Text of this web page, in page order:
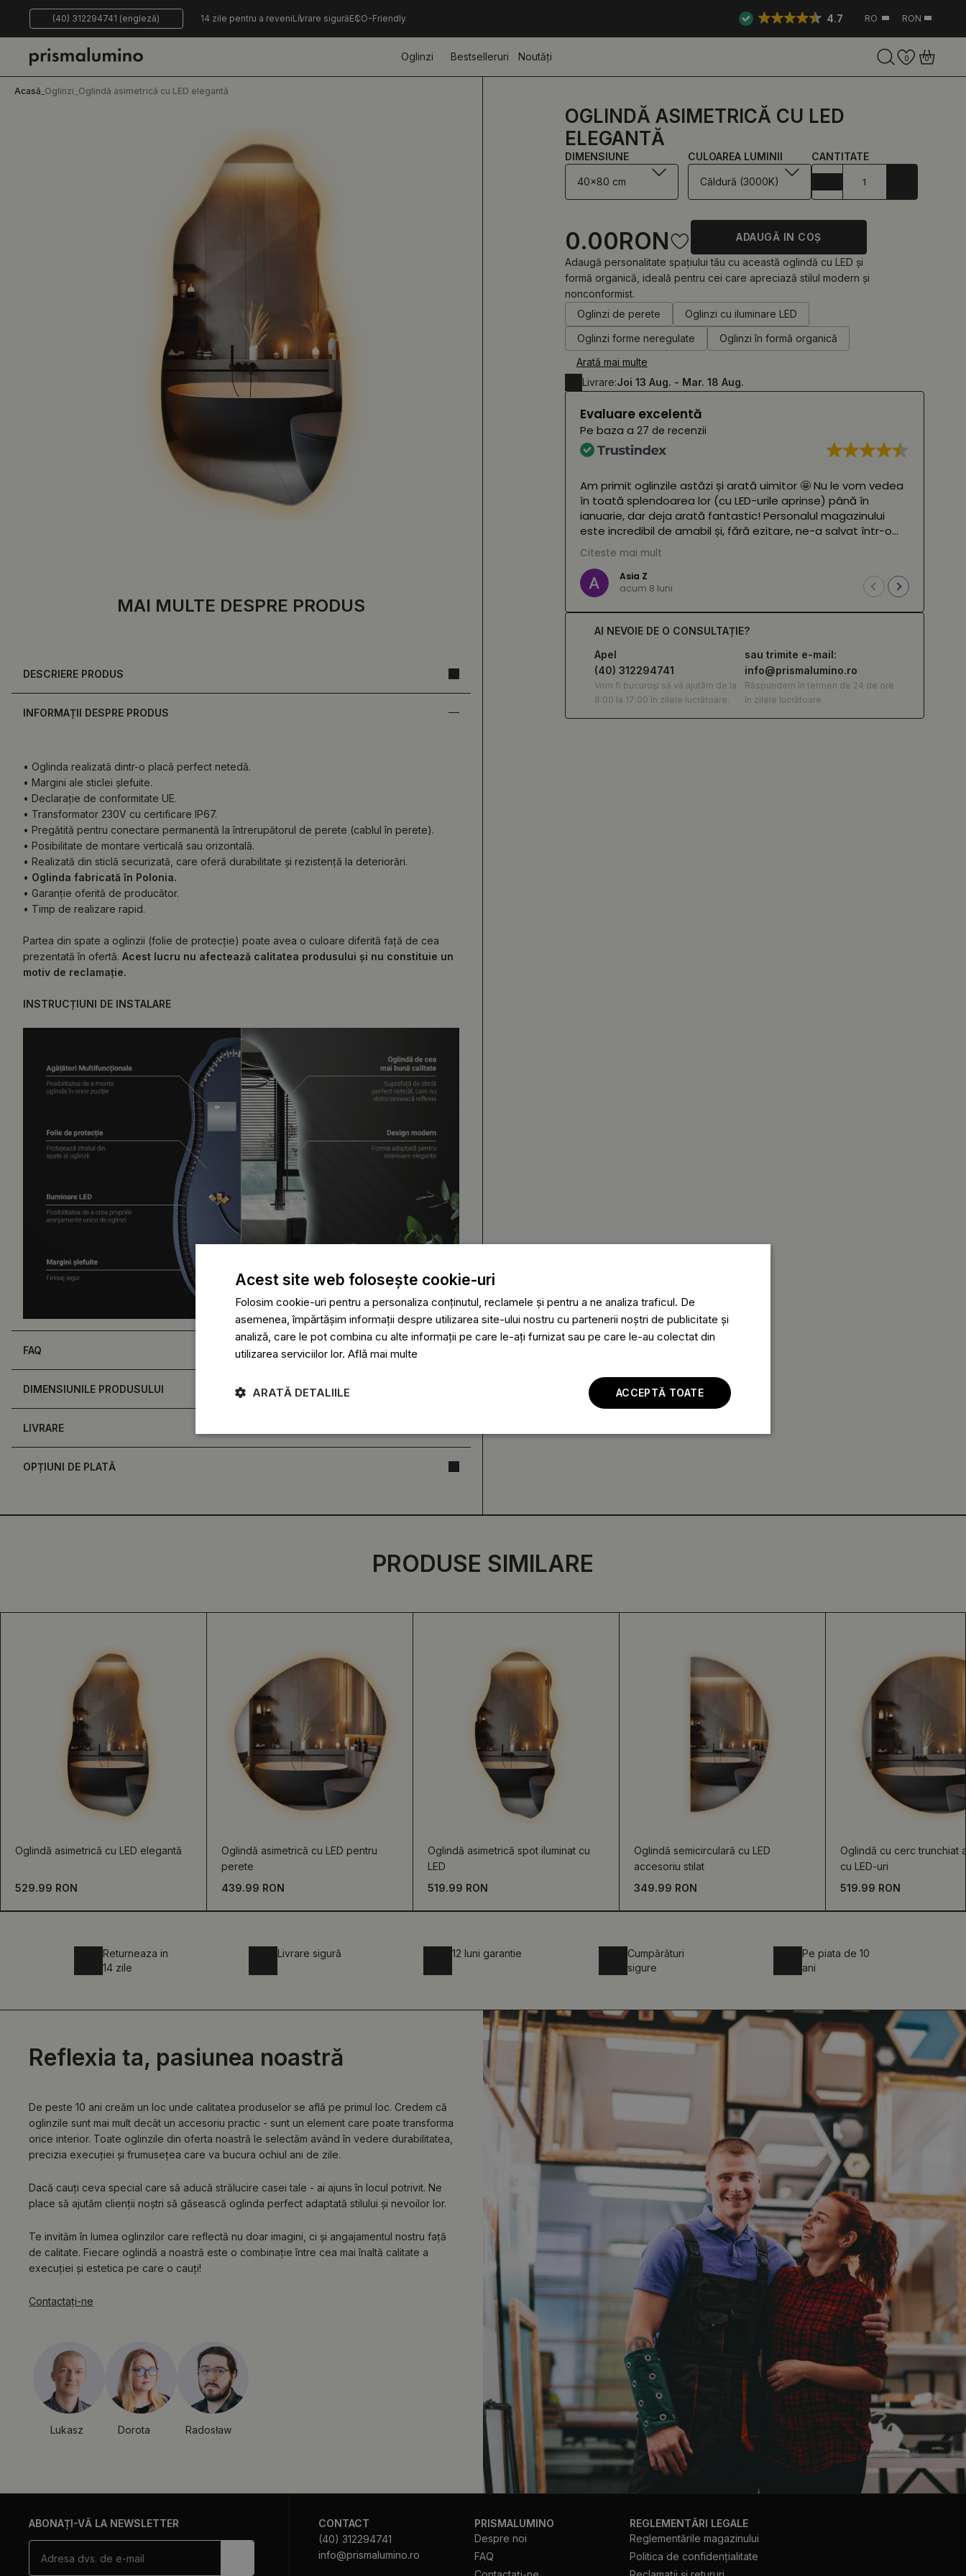
(40) 312294741 (engleză) 14 zile pentru a reveniLivrare sigurăECO-Friendly 4.7 RO RON
Oglinzi Bestselleruri Noutăți 0 0
Acasă Oglinzi Oglindă asimetrică cu LED elegantă
MAI MULTE DESPRE PRODUS
DESCRIERE PRODUS
INFORMAȚII DESPRE PRODUS
• Oglinda realizată dintr-o placă perfect netedă.
• Margini ale sticlei șlefuite.
• Declarație de conformitate UE.
• Transformator 230V cu certificare IP67.
• Pregătită pentru conectare permanentă la întrerupătorul de perete (cablul în perete).
• Posibilitate de montare verticală sau orizontală.
• Realizată din sticlă securizată, care oferă durabilitate și rezistență la deteriorări.
• Oglinda fabricată în Polonia.
• Garanție oferită de producător.
• Timp de realizare rapid.
Partea din spate a oglinzii (folie de protecție) poate avea o culoare diferită față de cea
prezentată în ofertă. Acest lucru nu afectează calitatea produsului și nu constituie un
motiv de reclamație.
INSTRUCȚIUNI DE INSTALARE
FAQ
DIMENSIUNILE PRODUSULUI
LIVRARE
OPȚIUNI DE PLATĂ
OGLINDĂ ASIMETRICĂ CU LED
ELEGANTĂ
DIMENSIUNE
40x80 cm
CULOAREA LUMINII
Căldură (3000K)
CANTITATE
0.00RON ADAUGĂ IN COŞ
Adaugă personalitate spațiului tău cu această oglindă cu LED și
formă organică, ideală pentru cei care apreciază stilul modern și
nonconformist.
Oglinzi de perete
Oglinzi cu iluminare LED
Oglinzi forme neregulate
Oglinzi în formă organică
Arată mai multe
Livrare:Joi 13 Aug. - Mar. 18 Aug.
Evaluare excelentă
Pe baza a 27 de recenzii
Am primit oglinzile astăzi și arată uimitor 🤩 Nu le vom vedea
în toată splendoarea lor (cu LED-urile aprinse) până în
ianuarie, dar deja arată fantastic! Personalul magazinului
este incredibil de amabil și, fără ezitare, ne-a salvat într-o
situație de criză în care un colet s-a pierdut pe drum. Îi
recomand din toată inima ❤️
(Tradus de Google,
Citeste mai mult
Asia Z
acum 8 luni
AI NEVOIE DE O CONSULTAȚIE?
Apel
(40) 312294741
Vom fi bucuroși să vă ajutăm de la
8:00 la 17:00 în zilele lucrătoare.
sau trimite e-mail:
info@prismalumino.ro
Răspundem în termen de 24 de ore
în zilele lucrătoare.
PRODUSE SIMILARE
Oglindă asimetrică cu LED elegantă
529.99 RON
Oglindă asimetrică cu LED pentru
perete
439.99 RON
Oglindă asimetrică spot iluminat cu
LED
519.99 RON
Oglindă semicirculară cu LED
accesoriu stilat
349.99 RON
Oglindă cu cerc trunchiat
cu LED-uri
519.99 RON
Returneaza in
14 zile
Livrare sigură 12 luni garantie
Cumpărături
sigure
Pe piata de 10
ani
Reflexia ta, pasiunea noastră
De peste 10 ani creăm un loc unde calitatea produselor se află pe primul loc. Credem că
oglinzile sunt mai mult decât un accesoriu practic - sunt un element care poate transforma
orice interior. Toate oglinzile din oferta noastră le selectăm având în vedere durabilitatea,
precizia execuției și frumusețea care va bucura ochiul ani de zile.
Dacă cauți ceva special care să aducă strălucire casei tale - ai ajuns în locul potrivit. Ne
place să ajutăm clienții noștri să găsească oglinda perfect adaptată stilului și nevoilor lor.
Te invităm în lumea oglinzilor care reflectă nu doar imagini, ci și angajamentul nostru față
de calitate. Fiecare oglindă a noastră este o combinație între cea mai înaltă calitate a
execuției și estetica pe care o cauți!
Contactaţi-ne
Lukasz Dorota Radosław
ABONAȚI-VĂ LA NEWSLETTER
CONTACT
(40) 312294741
info@prismalumino.ro
PRISMALUMINO
Despre noi
FAQ
REGLEMENTĂRI LEGALE
Reglementările magazinului
Politica de confidențialitate
Acest site web folosește cookie-uri
Folosim cookie-uri pentru a personaliza conținutul, reclamele și pentru a ne analiza traficul. De
asemenea, împărtășim informații despre utilizarea site-ului nostru cu partenerii noștri de publicitate și
analiză, care le pot combina cu alte informații pe care le-ați furnizat sau pe care le-au colectat din
utilizarea serviciilor lor. Află mai multe
ACCEPTĂ TOATE
ARATĂ DETALIILE